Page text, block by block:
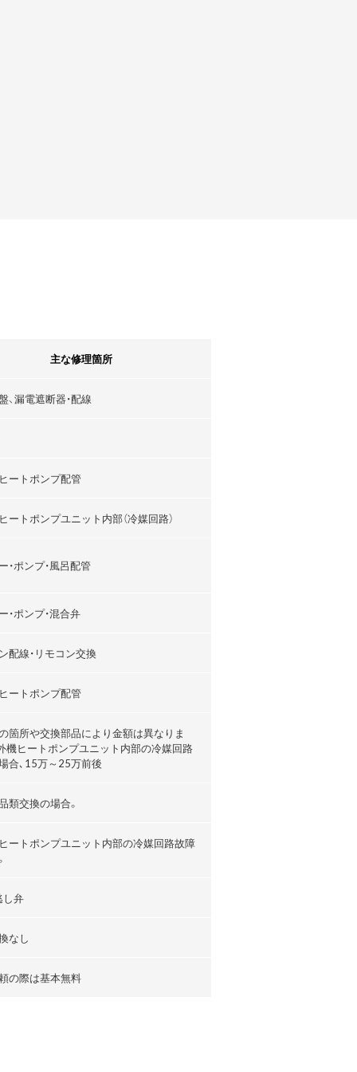
主な修理箇所
、漏電遮断器・配線
ートポンプ配管
ートポンプユニット内部（冷媒回路）
・ポンプ・風呂配管
・ポンプ・混合弁
配線・リモコン交換
ートポンプ配管
箇所や交換部品により金額は異なりま
機ヒートポンプユニット内部の冷媒回路
合､15万～25万前後
類交換の場合。
ートポンプユニット内部の冷媒回路故障
し弁
なし
の際は基本無料